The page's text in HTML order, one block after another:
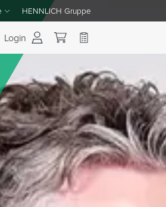
umschalten
Menü Karriere umschalten
HENNLICH Gruppe
Login